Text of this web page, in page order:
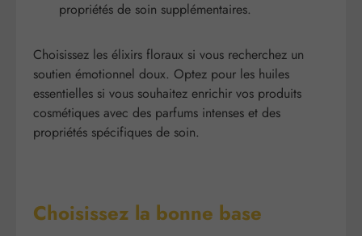
propriétés de soin supplémentaires.
Choisissez les élixirs floraux si vous recherchez un
soutien émotionnel doux. Optez pour les huiles
essentielles si vous souhaitez enrichir vos produits
cosmétiques avec des parfums intenses et des
propriétés spécifiques de soin.
Choisissez la bonne base